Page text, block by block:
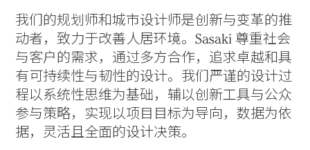
我们的规划师和城市设计师是创新与变革的推
动者，致力于改善人居环境。Sasaki 尊重社会
与客户的需求，通过多方合作，追求卓越和具
有可持续性与韧性的设计。我们严谨的设计过
程以系统性思维为基础，辅以创新工具与公众
参与策略，实现以项目目标为导向，数据为依
据，灵活且全面的设计决策。